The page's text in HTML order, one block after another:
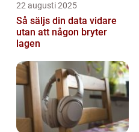
22 augusti 2025
Så säljs din data vidare
utan att någon bryter
lagen